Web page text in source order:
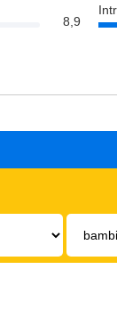
8,9
Bambini
17